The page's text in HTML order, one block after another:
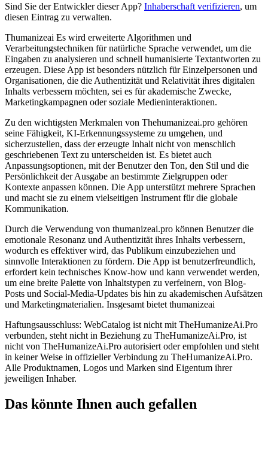
Sind Sie der Entwickler dieser App? Inhaberschaft verifizieren, um
diesen Eintrag zu verwalten.
Thumanizeai Es wird erweiterte Algorithmen und
Verarbeitungstechniken für natürliche Sprache verwendet, um die
Eingaben zu analysieren und schnell humanisierte Textantworten zu
erzeugen. Diese App ist besonders nützlich für Einzelpersonen und
Organisationen, die die Authentizität und Relativität ihres digitalen
Inhalts verbessern möchten, sei es für akademische Zwecke,
Marketingkampagnen oder soziale Medieninteraktionen.
Zu den wichtigsten Merkmalen von Thehumanizeai.pro gehören
seine Fähigkeit, KI-Erkennungssysteme zu umgehen, und
sicherzustellen, dass der erzeugte Inhalt nicht von menschlich
geschriebenen Text zu unterscheiden ist. Es bietet auch
Anpassungsoptionen, mit der Benutzer den Ton, den Stil und die
Persönlichkeit der Ausgabe an bestimmte Zielgruppen oder
Kontexte anpassen können. Die App unterstützt mehrere Sprachen
und macht sie zu einem vielseitigen Instrument für die globale
Kommunikation.
Durch die Verwendung von thumanizeai.pro können Benutzer die
emotionale Resonanz und Authentizität ihres Inhalts verbessern,
wodurch es effektiver wird, das Publikum einzubeziehen und
sinnvolle Interaktionen zu fördern. Die App ist benutzerfreundlich,
erfordert kein technisches Know-how und kann verwendet werden,
um eine breite Palette von Inhaltstypen zu verfeinern, von Blog-
Posts und Social-Media-Updates bis hin zu akademischen Aufsätzen
und Marketingmaterialien. Insgesamt bietet thumanizeai
Haftungsausschluss: WebCatalog ist nicht mit TheHumanizeAi.Pro
verbunden, steht nicht in Beziehung zu TheHumanizeAi.Pro, ist
nicht von TheHumanizeAi.Pro autorisiert oder empfohlen und steht
in keiner Weise in offizieller Verbindung zu TheHumanizeAi.Pro.
Alle Produktnamen, Logos und Marken sind Eigentum ihrer
jeweiligen Inhaber.
Das könnte Ihnen auch gefallen